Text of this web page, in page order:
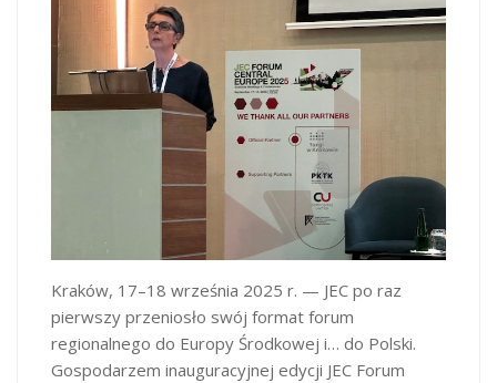
Kraków, 17–18 września 2025 r. — JEC po raz
pierwszy przeniosło swój format forum
regionalnego do Europy Środkowej i… do Polski.
Gospodarzem inauguracyjnej edycji JEC Forum